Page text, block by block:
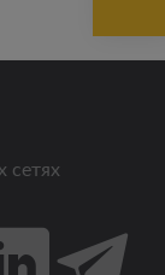
сетях